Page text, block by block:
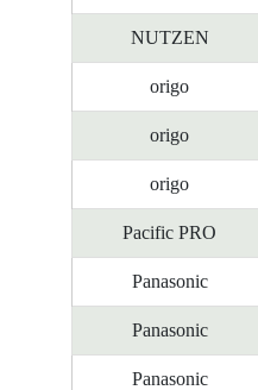
NUTZEN
origo
origo
origo
Pacific PRO
Panasonic
Panasonic
Panasonic